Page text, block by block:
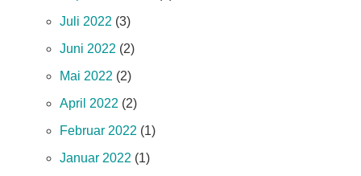
Juli 2022 (3)
Juni 2022 (2)
Mai 2022 (2)
April 2022 (2)
Februar 2022 (1)
Januar 2022 (1)